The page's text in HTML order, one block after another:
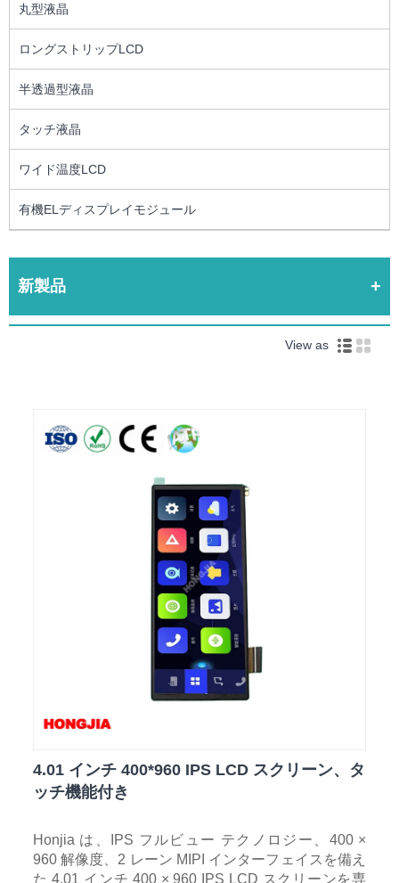
丸型液晶
ロングストリップLCD
半透過型液晶
タッチ液晶
ワイド温度LCD
有機ELディスプレイモジュール
新製品
View as
4.01 インチ 400*960 IPS LCD スクリーン、タ
ッチ機能付き
Honjia は、IPS フルビュー テクノロジー、400 ×
960 解像度、2 レーン MIPI インターフェイスを備え
た 4.01 インチ 400 × 960 IPS LCD スクリーンを専